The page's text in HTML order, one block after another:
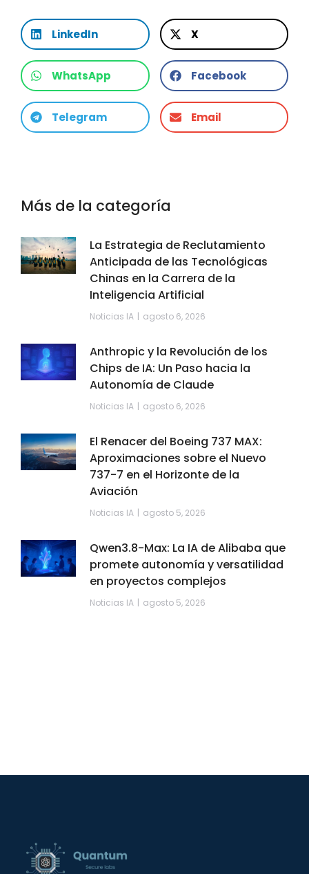
LinkedIn X
WhatsApp Facebook
Telegram Email
Más de la categoría
La Estrategia de Reclutamiento
Anticipada de las Tecnológicas
Chinas en la Carrera de la
Inteligencia Artificial
Noticias IA agosto 6, 2026
Anthropic y la Revolución de los
Chips de IA: Un Paso hacia la
Autonomía de Claude
Noticias IA agosto 6, 2026
El Renacer del Boeing 737 MAX:
Aproximaciones sobre el Nuevo
737-7 en el Horizonte de la
Aviación
Noticias IA agosto 5, 2026
Qwen3.8-Max: La IA de Alibaba que
promete autonomía y versatilidad
en proyectos complejos
Noticias IA agosto 5, 2026